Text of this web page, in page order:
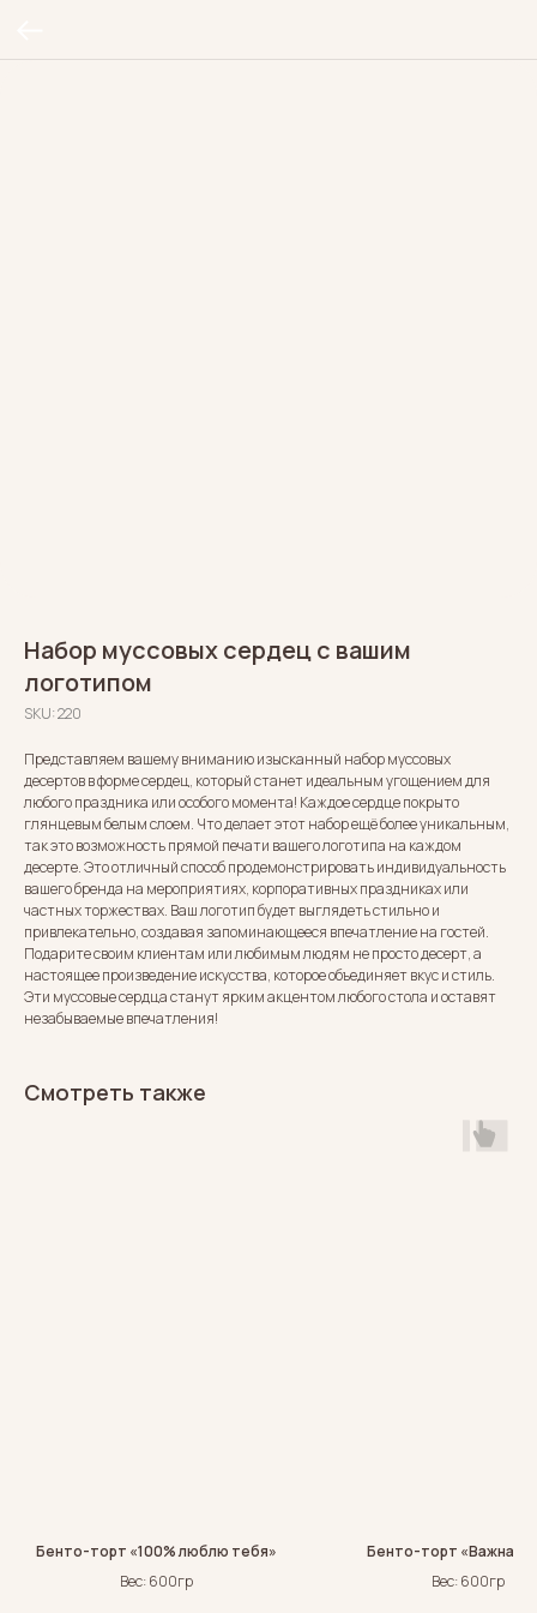
Набор муссовых сердец с вашим
логотипом
SKU:220
Представляем вашему вниманию изысканный набор муссовых
десертов в форме сердец, который станет идеальным угощением для
любого праздника или особого момента! Каждое сердце покрыто
глянцевым белым слоем. Что делает этот набор ещё более уникальным,
так это возможность прямой печати вашего логотипа на каждом
десерте. Это отличный способ продемонстрировать индивидуальность
вашего бренда на мероприятиях, корпоративных праздниках или
частных торжествах. Ваш логотип будет выглядеть стильно и
привлекательно, создавая запоминающееся впечатление на гостей.
Подарите своим клиентам или любимым людям не просто десерт, а
настоящее произведение искусства, которое объединяет вкус и стиль.
Эти муссовые сердца станут ярким акцентом любого стола и оставят
незабываемые впечатления!
Смотреть также
Бенто-торт «100% люблю тебя»
Вес: 600гр
Бенто-торт «Важная
Вес: 600гр